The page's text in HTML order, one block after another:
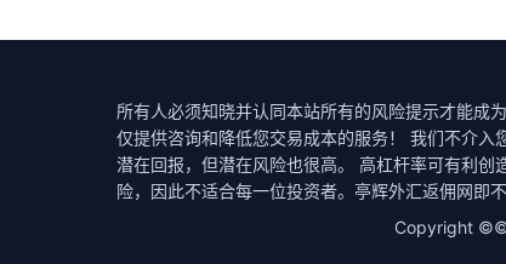
所有人必须知晓并认同本站所有的风险提示才能成
仅提供咨询和降低您交易成本的服务！ 我们不介
潜在回报，但潜在风险也很高。 高杠杆率可有利
险，因此不适合每一位投资者。亭辉外汇返佣网即
Copyright ©©